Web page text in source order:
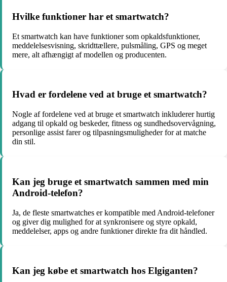
Hvilke funktioner har et smartwatch?
Et smartwatch kan have funktioner som opkaldsfunktioner,
meddelelsesvisning, skridttællere, pulsmåling, GPS og meget
mere, alt afhængigt af modellen og producenten.
Hvad er fordelene ved at bruge et smartwatch?
Nogle af fordelene ved at bruge et smartwatch inkluderer hurtig
adgang til opkald og beskeder, fitness og sundhedsovervågning,
personlige assist farer og tilpasningsmuligheder for at matche
din stil.
Kan jeg bruge et smartwatch sammen med min
Android-telefon?
Ja, de fleste smartwatches er kompatible med Android-telefoner
og giver dig mulighed for at synkronisere og styre opkald,
meddelelser, apps og andre funktioner direkte fra dit håndled.
Kan jeg købe et smartwatch hos Elgiganten?